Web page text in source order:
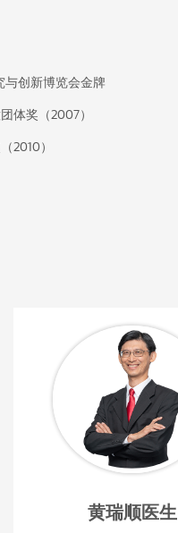
与创新博览会金牌
体奖（2007）
2010）
黄瑞顺医生